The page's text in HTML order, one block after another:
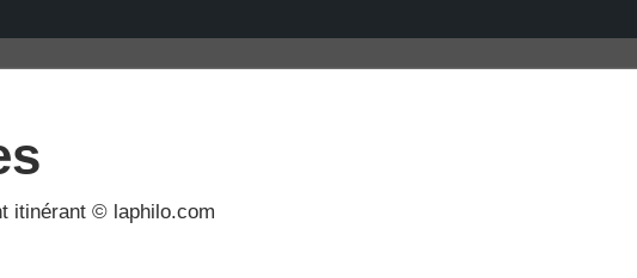
itinérant © laphilo.com